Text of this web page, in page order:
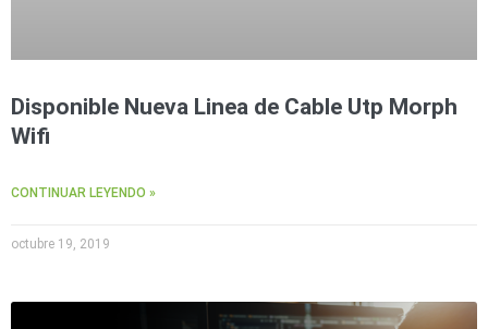
Disponible Nueva Linea de Cable Utp Morph
Wifi
CONTINUAR LEYENDO »
octubre 19, 2019